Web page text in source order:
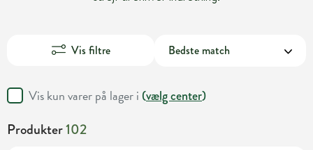
Vis filtre
Vis kun varer på lager i (vælg center)
Produkter102